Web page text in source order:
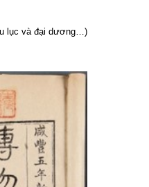
lục và đại dương…)